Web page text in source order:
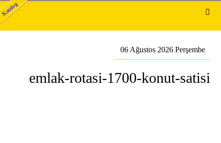
06 Ağustos 2026 Perşembe
emlak-rotasi-1700-konut-satisi
Katalog